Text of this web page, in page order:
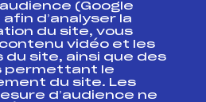
fédéral
(Google
d’analyser la
du site, vous
vidéo et les
site, ainsi que des
permettant le
du site. Les
d’audience ne